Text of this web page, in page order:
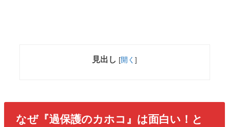
見出し [開く ]
なぜ『過保護のカホコ』は面白い！と